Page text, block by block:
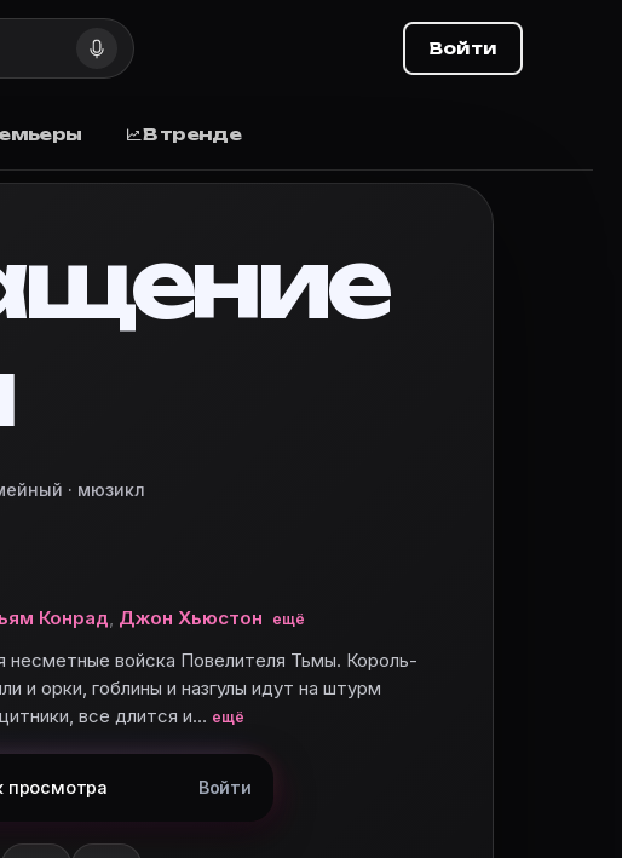
выхода
дата выхода, отзывы.
чудовищную армию - тролли и орки, гоблины и
оценку и делитесь списком с друзьями.
Войти
В тренде
· мюзикл
Конрад Джон Хьюстон ещё
несметные войска Повелителя Тьмы. Король-
и орки, гоблины и назгулы идут на штурм
все длится и… ещё
просмотра Войти